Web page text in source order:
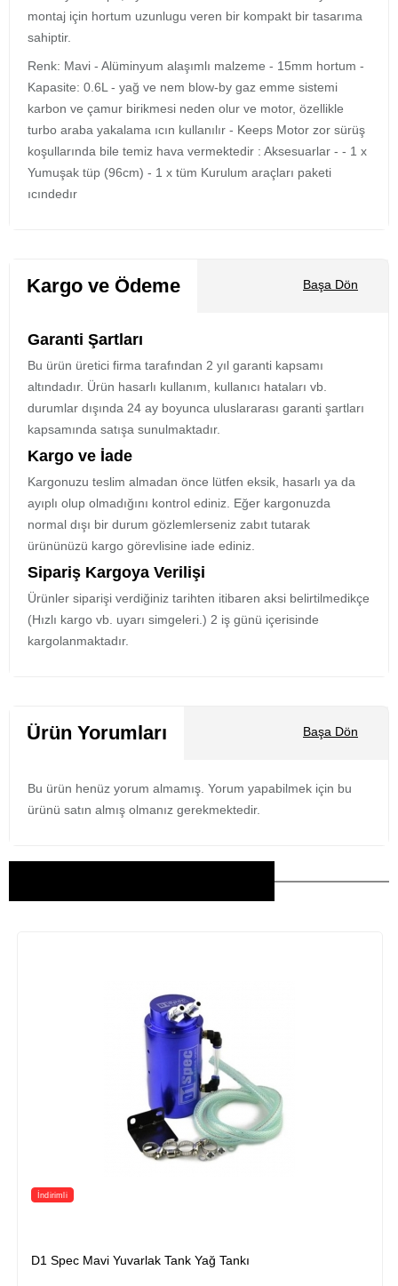
montaj için hortum uzunlugu veren bir kompakt bir tasarıma
sahiptir.
Renk: Mavi - Alüminyum alaşımlı malzeme - 15mm hortum -
Kapasite: 0.6L - yağ ve nem blow-by gaz emme sistemi
karbon ve çamur birikmesi neden olur ve motor, özellikle
turbo araba yakalama ıcın kullanılır - Keeps Motor zor sürüş
koşullarında bile temiz hava vermektedir : Aksesuarlar - - 1 x
Yumuşak tüp (96cm) - 1 x tüm Kurulum araçları paketi
ıcındedır
Kargo ve Ödeme Başa Dön
Garanti Şartları
Bu ürün üretici firma tarafından 2 yıl garanti kapsamı
altındadır. Ürün hasarlı kullanım, kullanıcı hataları vb.
durumlar dışında 24 ay boyunca uluslararası garanti şartları
kapsamında satışa sunulmaktadır.
Kargo ve İade
Kargonuzu teslim almadan önce lütfen eksik, hasarlı ya da
ayıplı olup olmadığını kontrol ediniz. Eğer kargonuzda
normal dışı bir durum gözlemlerseniz zabıt tutarak
ürününüzü kargo görevlisine iade ediniz.
Sipariş Kargoya Verilişi
Ürünler siparişi verdiğiniz tarihten itibaren aksi belirtilmedikçe
(Hızlı kargo vb. uyarı simgeleri.) 2 iş günü içerisinde
kargolanmaktadır.
Ürün Yorumları Başa Dön
Bu ürün henüz yorum almamış. Yorum yapabilmek için bu
ürünü satın almış olmanız gerekmektedir.
İndirimli
D1 Spec Mavi Yuvarlak Tank Yağ Tankı